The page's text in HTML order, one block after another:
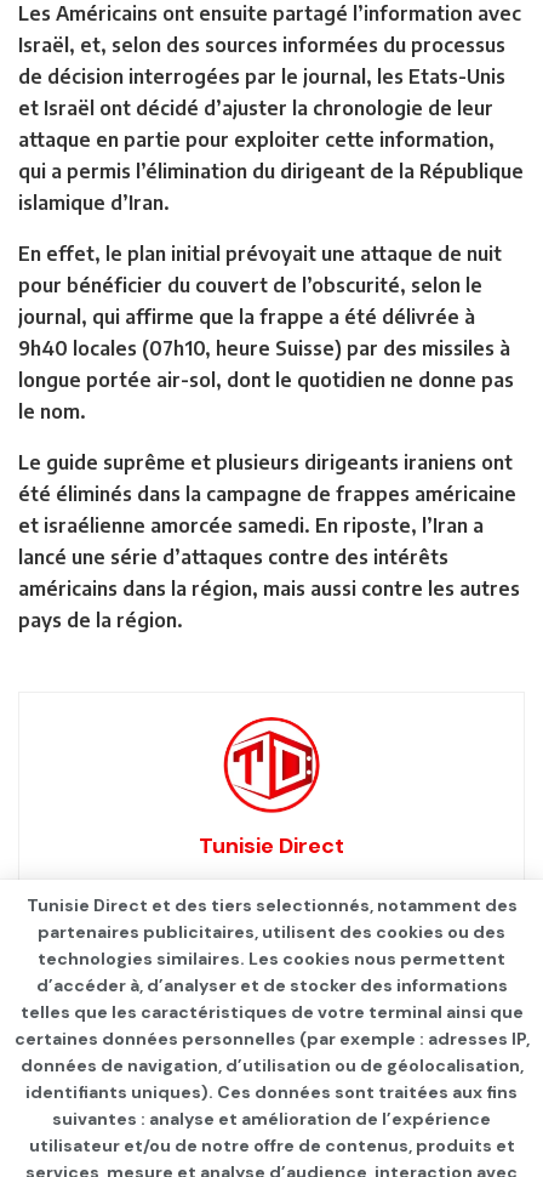
Les Américains ont ensuite partagé l’information avec
Israël, et, selon des sources informées du processus
de décision interrogées par le journal, les Etats-Unis
et Israël ont décidé d’ajuster la chronologie de leur
attaque en partie pour exploiter cette information,
qui a permis l’élimination du dirigeant de la République
islamique d’Iran.
En effet, le plan initial prévoyait une attaque de nuit
pour bénéficier du couvert de l’obscurité, selon le
journal, qui affirme que la frappe a été délivrée à
9h40 locales (07h10, heure Suisse) par des missiles à
longue portée air-sol, dont le quotidien ne donne pas
le nom.
Le guide suprême et plusieurs dirigeants iraniens ont
été éliminés dans la campagne de frappes américaine
et israélienne amorcée samedi. En riposte, l’Iran a
lancé une série d’attaques contre des intérêts
américains dans la région, mais aussi contre les autres
pays de la région.
Tunisie Direct
Qui sommes-nous ? Advertise Contact S’identifier
Tunisie Direct et des tiers selectionnés, notamment des
partenaires publicitaires, utilisent des cookies ou des
technologies similaires. Les cookies nous permettent
d’accéder à, d’analyser et de stocker des informations
telles que les caractéristiques de votre terminal ainsi que
certaines données personnelles (par exemple : adresses IP,
données de navigation, d’utilisation ou de géolocalisation,
identifiants uniques). Ces données sont traitées aux fins
suivantes : analyse et amélioration de l’expérience
utilisateur et/ou de notre offre de contenus, produits et
services, mesure et analyse d’audience, interaction avec